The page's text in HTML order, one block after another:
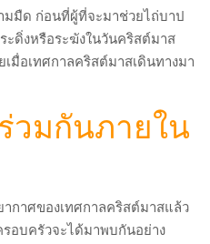
มมืด ก่อนที่ผู้ที่จะมาช่วยไถ่บาป
ดิ่งหรือระฆังในวันคริสต์มาส
มื่อเทศกาลคริสต์มาสเดินทางมา
วมกันภายใน
กาศของเทศกาลคริสต์มาสแล้ว
รอบครัวจะได้มาพบกันอย่าง